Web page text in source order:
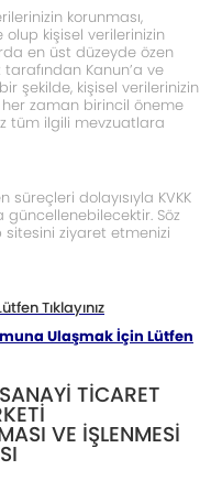
korunması,
kişisel verilerinizin
en üst düzeyde özen
Kanun’a ve
şekilde, kişisel verilerinizin
her zaman birincil öneme
tüm ilgili mevzuatlara
dolayısıyla KVKK
Söz
ziyaret etmenizi
Tıklayınız
Ulaşmak İçin Lütfen
TİCARET
VE İŞLENMESİ